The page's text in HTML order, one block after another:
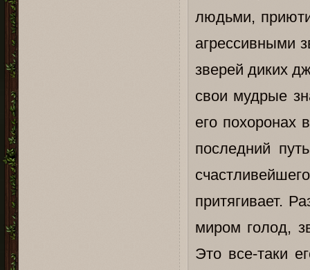
людьми,
агрессивными
зверей диких
свои мудрые
его похоронах
последний
притягивает.
миром голод,
Это все-таки